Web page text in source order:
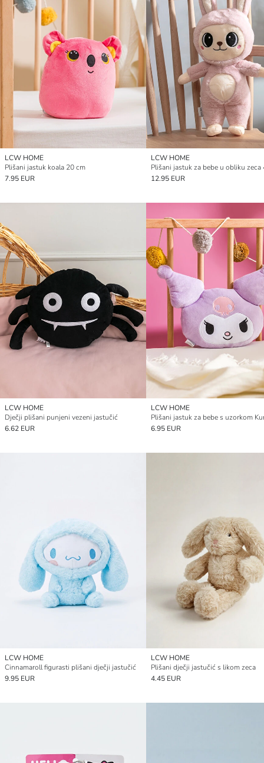
LCW HOME
Plišani jastuk koala 20 cm
7.95 EUR
LCW HOME
Plišani jastuk za bebe u obliku zeca
12.95 EUR
LCW HOME
Dječji plišani punjeni vezeni jastučić
6.62 EUR
LCW HOME
6.95 EUR
LCW HOME
Cinnamaroll figurasti plišani dječji jastučić
9.95 EUR
LCW HOME
Plišani dječji jastučić s likom zeca
4.45 EUR